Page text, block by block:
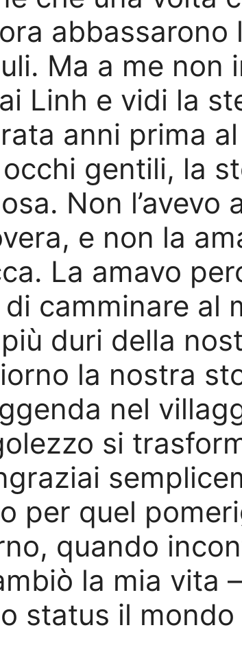
abbassarono
Ma a me non
Linh e vidi la
anni prima
gentili, la
Non l’avevo
e non la
La amavo
camminare al
duri della
la nostra
nel
si
per quel
quando
la mia vita
status il mondo